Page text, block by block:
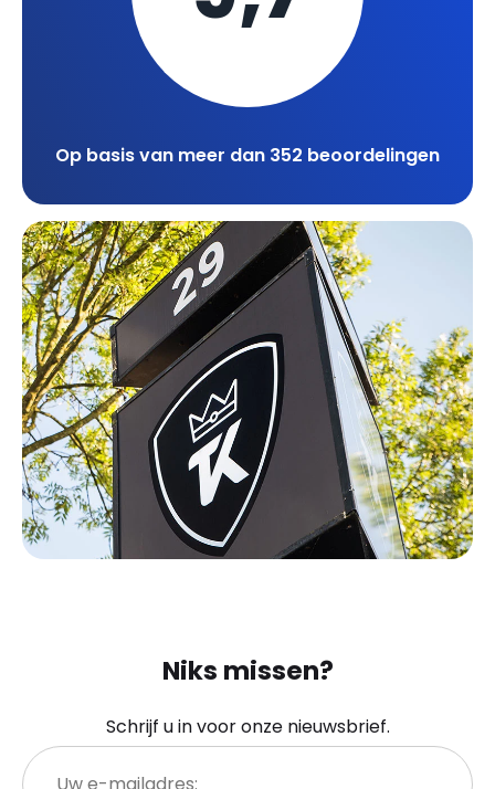
Op basis van meer dan 352 beoordelingen
Niks missen?
Schrijf u in voor onze nieuwsbrief.
Uw
e-